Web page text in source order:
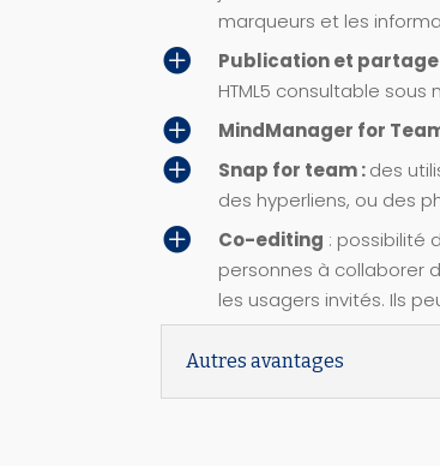
marqueurs et les
 Publication et partage
HTML5 consultable
 MindManager for
 Snap for team :des
des hyperliens, ou des
 Co-editing : possibilité
personnes à collaborer
les usagers invités. Ils
Autres avantages